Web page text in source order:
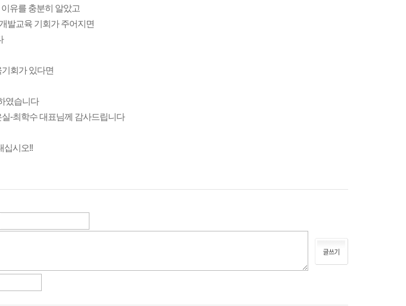
유를 충분히 알았고
발교육 기회가 주어지면
회가 있다면
였습니다
-최학수 대표님께 감사드립니다
십시오!!